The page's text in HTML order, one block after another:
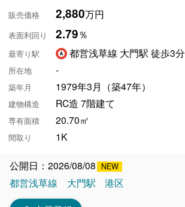
販売価格 2,880万円
表面利回り 2.79％
最寄り駅 都営浅草線 大門駅 徒歩3分
所在地 -
築年月 1979年3月（築47年）
建物構造 RC造 7階建て
専有面積 20.70㎡
間取り 1K
公開日：2026/08/08
都営浅草線
大門駅 港区